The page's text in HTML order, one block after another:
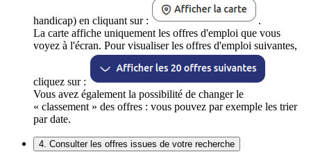
handicap) en cliquant sur :
.
La carte affiche uniquement les offres d'emploi que vous
voyez à l'écran. Pour visualiser les offres d'emploi suivantes,
cliquez sur :
Vous avez également la possibilité de changer le
« classement » des offres : vous pouvez par exemple les trier
par date.
4. Consulter les offres issues de votre recherche